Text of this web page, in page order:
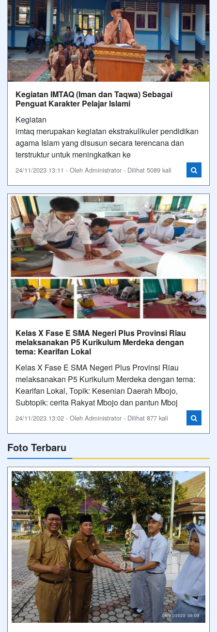
Kegiatan IMTAQ (Iman dan Taqwa) Sebagai
Penguat Karakter Pelajar Islami
Kegiatan
imtaq merupakan kegiatan ekstrakulikuler pendidikan
agama Islam yang disusun secara terencana dan
terstruktur untuk meningkatkan ke
24/11/2023 13:11 - Oleh Administrator - Dilihat 5089 kali
Kelas X Fase E SMA Negeri Plus Provinsi Riau
melaksanakan P5 Kurikulum Merdeka dengan
tema: Kearifan Lokal
Kelas X Fase E SMA Negeri Plus Provinsi Riau
melaksanakan P5 Kurikulum Merdeka dengan tema:
Kearifan Lokal, Topik: Kesenian Daerah Mbojo,
Subtopik: cerita Rakyat Mbojo dan pantun Mboj
24/11/2023 13:02 - Oleh Administrator - Dilihat 877 kali
Foto Terbaru
Wagub Riau, Bersama Wabup Bima, Kepala
Dinas Dikbudpora dan Pimpinan SMA Negeri
Plus Provinsi Riau
Wagub Riau, Bersama Wabup Bima, Kepala Dinas